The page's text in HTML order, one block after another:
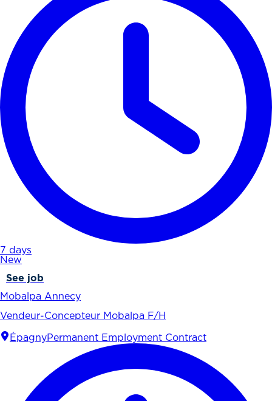
7 days
New
See job
Mobalpa Annecy
Vendeur-Concepteur Mobalpa F/H
ÉpagnyPermanent Employment Contract